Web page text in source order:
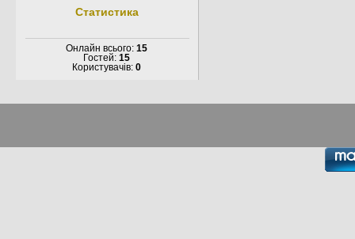
Статистика
Онлайн всього:15
Гостей:15
Користувачів:0